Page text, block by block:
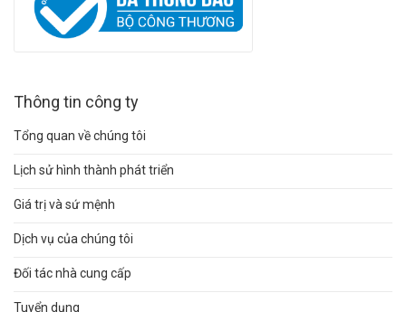
Thông tin công ty
Tổng quan về chúng tôi
Lịch sử hình thành phát triển
Giá trị và sứ mệnh
Dịch vụ của chúng tôi
Đối tác nhà cung cấp
Tuyển dụng